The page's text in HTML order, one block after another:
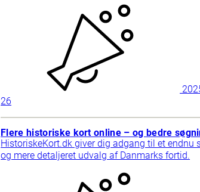
26
Flere historiske kort online – og bedre
HistoriskeKort.dk giver dig adgang til et endnu
og mere detaljeret udvalg af Danmarks fortid.